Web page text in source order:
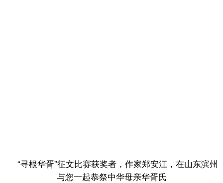
“寻根华胥”征文比赛获奖者，作家郑安江，在山东滨州
与您一起恭祭中华母亲华胥氏